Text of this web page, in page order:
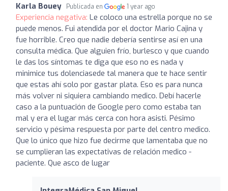
Karla Bouey Publicada en 1 year ago
Experiencia negativa: Le coloco una estrella porque no se
puede menos. Fui atendida por el doctor Mario Cajina y
fue horrible. Creo que nadie debería sentirse así en una
consulta médica. Que alguien frío, burlesco y que cuando
le das los síntomas te diga que eso no es nada y
minimice tus dolenciasede tal manera que te hace sentir
que estas ahí solo por gastar plata. Eso es para nunca
más volver ni siquiera cambiando medico. Debí hacerle
caso a la puntuación de Google pero como estaba tan
mal y era el lugar más cerca con hora asisti. Pésimo
servicio y pésima respuesta por parte del centro medico.
Que lo único que hizo fue decirme que lamentaba que no
se cumplieran las expectativas de relación medico -
paciente. Que asco de lugar